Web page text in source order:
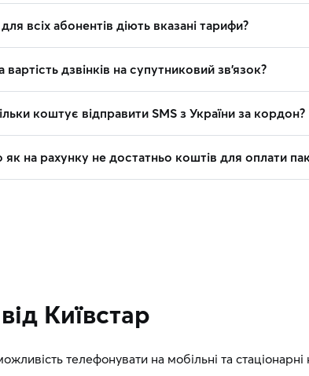
всіх абонентів діють вказані тарифи?
вартість дзвінків на супутниковий зв’язок?
коштує відправити SMS з України за кордон?
на рахунку не достатньо коштів для оплати
Київстар
телефонувати на мобільні та